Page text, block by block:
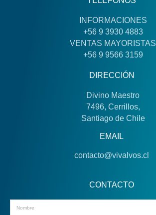
INFORMACIONES
+56 9 3930 4883
VENTAS MAYORISTAS
+56 9 9566 3159
DIRECCIÓN
Divino Maestro
7496, Cerrillos,
Santiago de Chile
EMAIL
contacto@vivalvos.cl
CONTACTO